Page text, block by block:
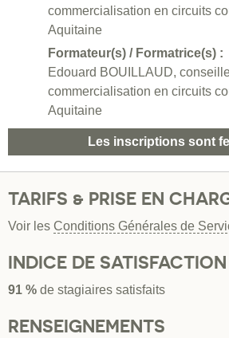
commercialisation en circuits
Aquitaine
Formateur(s) / Formatrice(s) :
Edouard BOUILLAUD,
commercialisation en circuits
Aquitaine
Les inscriptions sont
TARIFS & PRISE EN
Voir les Conditions Générales de
INDICE DE SATISFACTION
91 % de stagiaires satisfaits
RENSEIGNEMENTS